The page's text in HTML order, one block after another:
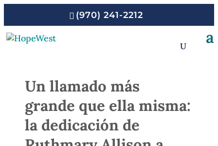
(970) 241-2212
Un llamado más
grande que ella misma:
la dedicación de